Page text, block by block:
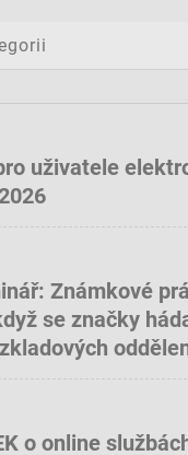
uživatele
Známkové
se značky
o online